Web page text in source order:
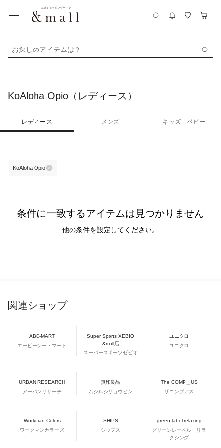
お探しのアイテムは？
KoAloha Opio（レディース）
レディース メンズ キッズ・ベビー
KoAloha Opio
条件に一致するアイテムは見つかりません
他の条件を設定してください。
関連ショップ
ABC-MART
エービーシー・マート
Super Sports XEBIO
&mall店
スーパースポーツゼビオ
ユニクロ
ユニクロ
URBAN RESEARCH
アーバンリサーチ
無印良品
ムジルシリョウヒン
The COMP＿US
ザコンプアス
Workman Colors
ワークマンカラーズ
SHIPS
シップス
green label relaxing
グリーンレーベル リラ
クシング